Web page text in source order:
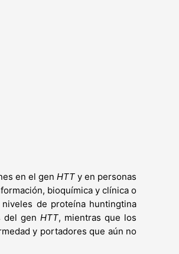
en el gen HTT y en personas
bioquímica y clínica o
de proteína huntingtina
del genHTT, mientras que los
y portadores que aún no